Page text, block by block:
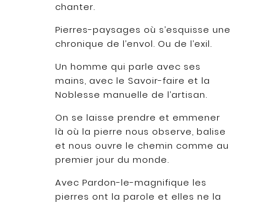
chanter.
Pierres-paysages où s’esquisse une
chronique de l’envol. Ou de l’exil.
Un homme qui parle avec ses
mains, avec le Savoir-faire et la
Noblesse manuelle de l’artisan.
On se laisse prendre et emmener
là où la pierre nous observe, balise
et nous ouvre le chemin comme au
premier jour du monde.
Avec Pardon-le-magnifique les
pierres ont la parole et elles ne la